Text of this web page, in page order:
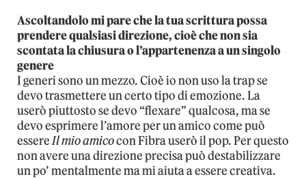
Ascoltandolo mi pare che la tua scrittura possa
prendere qualsiasi direzione, cioè che non sia
scontata la chiusura o l’appartenenza a un singolo
genere
I generi sono un mezzo. Cioè io non uso la trap se
devo trasmettere un certo tipo di emozione. La
userò piuttosto se devo “flexare” qualcosa, ma se
devo esprimere l’amore per un amico come può
essereIl mio amicocon Fibra userò il pop. Per questo
non avere una direzione precisa può destabilizzare
un po’ mentalmente ma mi aiuta a essere creativa.